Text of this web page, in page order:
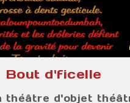
Bout d'ficelle
théâtre d'objet